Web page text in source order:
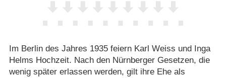
Im Berlin des Jahres 1935 feiern Karl Weiss und Inga
Helms Hochzeit. Nach den Nürnberger Gesetzen, die
wenig später erlassen werden, gilt ihre Ehe als